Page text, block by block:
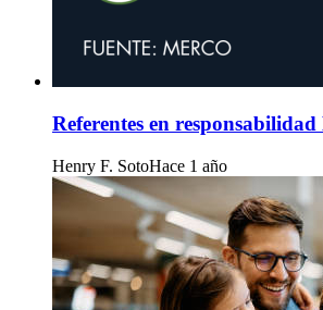
Referentes en
Henry F. SotoHace 1 año